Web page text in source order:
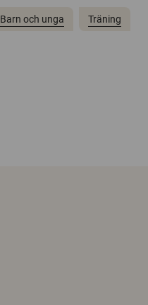
Barn och unga Träning